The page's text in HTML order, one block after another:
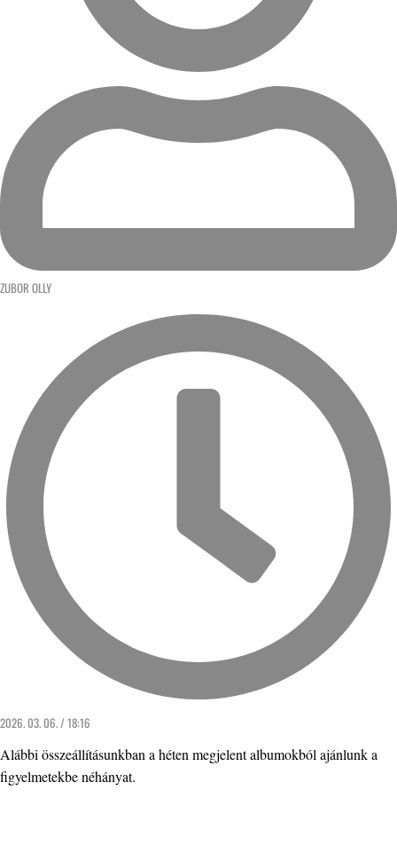
ZUBOR OLLY
2026. 03. 06. / 18:16
Alábbi összeállításunkban a héten megjelent albumokból ajánlunk a
figyelmetekbe néhányat.